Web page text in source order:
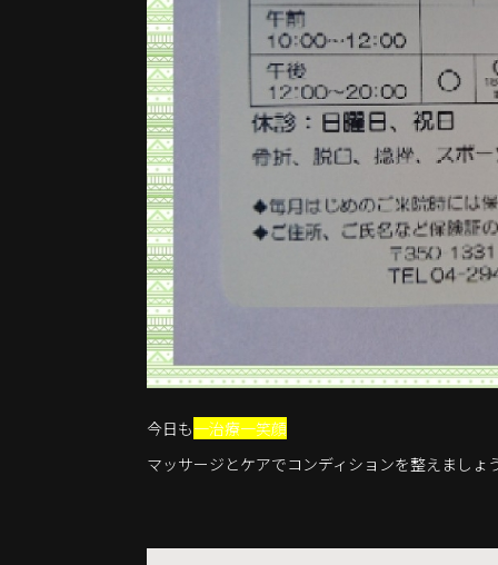
今日も一治療一笑顔
マッサージとケアでコンディションを整えましょ